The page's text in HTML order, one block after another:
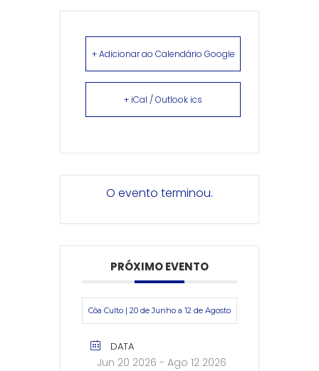
+ Adicionar ao Calendário Google
+ iCal / Outlook ics
O evento terminou.
PRÓXIMO EVENTO
Côa Culto | 20 de Junho a 12 de Agosto
DATA
Jun 20 2026 - Ago 12 2026